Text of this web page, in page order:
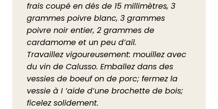
frais coupé en dés de 15 millimètres, 3
grammes poivre blanc, 3 grammes
poivre noir entier, 2 grammes de
cardamome et un peu d’ail.
Travaillez vigoureusement: mouillez avec
du vin de Calusso. Emballez dans des
vessies de boeuf on de porc; fermez la
vessie à I ’aide d’une brochette de bois;
ficelez solidement.